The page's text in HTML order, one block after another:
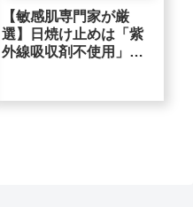
【敏感肌専門家が厳
選】日焼け止めは「紫
外線吸収剤不使用」が
刺激ケア